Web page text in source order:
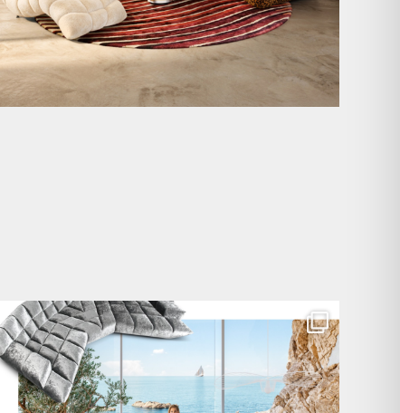
Für jeden Lieblingsplatz die passende Cloud. ☁️...
60